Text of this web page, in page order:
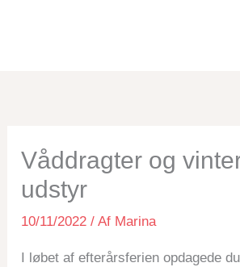
Våddragter og
udstyr
10/11/2022/ Af Marina
I løbet af efterårsferien opdagede